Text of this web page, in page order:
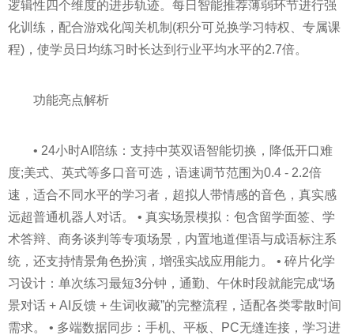
逻辑性四个维度的进步轨迹。每日智能推荐薄弱环节进行强
化训练，配合游戏化闯关机制(积分可兑换学习特权、专属课
程)，使学员日均练习时长达到行业平均水平的2.7倍。
功能亮点解析
• 24小时AI陪练：支持中英双语智能切换，降低开口难
度;美式、英式等多口音可选，语速调节范围为0.4 - 2.2倍
速，适合不同水平的学习者，超拟人带情感的音色，真实感
远超普通机器人对话。 • 真实场景模拟：包含留学面签、学
术答辩、商务谈判等专项场景，内置地道俚语与成语标注系
统，还支持情景角色扮演，增强实战应用能力。 • 碎片化学
习设计：单次练习最短3分钟，通勤、午休时段就能完成“场
景对话 + AI反馈 + 生词收藏”的完整流程，适配各类零散时间
需求。 • 多端数据同步：手机、平板、PC无缝连接，学习进